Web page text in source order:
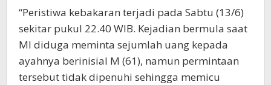
“Peristiwa kebakaran terjadi pada Sabtu (13/6)
sekitar pukul 22.40 WIB. Kejadian bermula saat
MI diduga meminta sejumlah uang kepada
ayahnya berinisial M (61), namun permintaan
tersebut tidak dipenuhi sehingga memicu